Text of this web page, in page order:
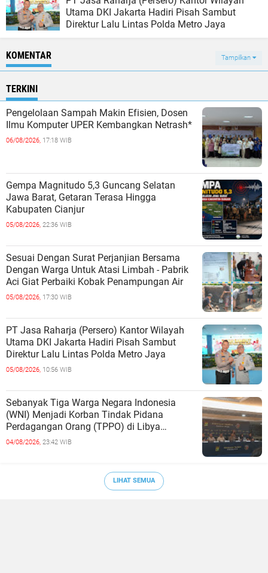
Utama DKI Jakarta Hadiri Pisah Sambut
Direktur Lalu Lintas Polda Metro Jaya
KOMENTAR Tampilkan
TERKINI
Pengelolaan Sampah Makin Efisien, Dosen
Ilmu Komputer UPER Kembangkan Netrash*
06/08/2026, 17:18 WIB
Gempa Magnitudo 5,3 Guncang Selatan
Jawa Barat, Getaran Terasa Hingga
Kabupaten Cianjur
05/08/2026, 22:36 WIB
Sesuai Dengan Surat Perjanjian Bersama
Dengan Warga Untuk Atasi Limbah - Pabrik
Aci Giat Perbaiki Kobak Penampungan Air
05/08/2026, 17:30 WIB
PT Jasa Raharja (Persero) Kantor Wilayah
Utama DKI Jakarta Hadiri Pisah Sambut
Direktur Lalu Lintas Polda Metro Jaya
05/08/2026, 10:56 WIB
Sebanyak Tiga Warga Negara Indonesia
(WNI) Menjadi Korban Tindak Pidana
Perdagangan Orang (TPPO) di Libya
Berhasil Dipulangkan Ke - Indonesia. Mereka
04/08/2026, 23:42 WIB
LIHAT SEMUA